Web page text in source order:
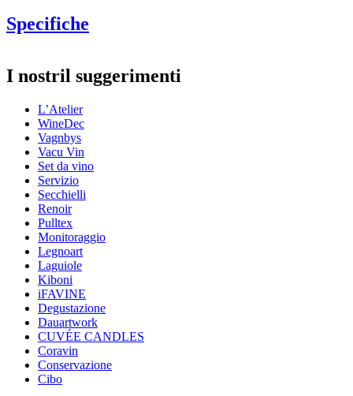
Specifiche
Numero di prodotto95075
Dimensioni (LxAxP cm)
Peso (kg)
Altezza (cm)
Larghezza (cm)
Profondità (cm)
I nostril suggerimenti
L’Atelier
WineDec
Vagnbys
Vacu Vin
Set da vino
Servizio
Secchielli
Renoir
Pulltex
Monitoraggio
Legnoart
Laguiole
Kiboni
iFAVINE
Degustazione
Dauartwork
CUVÉE CANDLES
Coravin
Conservazione
Cibo